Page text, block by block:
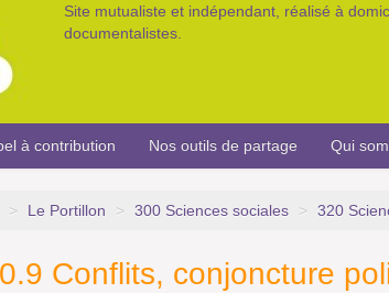
Site mutualiste et indépendant, réalisé à
documentalistes.
à contribution Nos outils de partage Qui
> Le Portillon > 300 Sciences sociales > 320
Conflits, conjoncture